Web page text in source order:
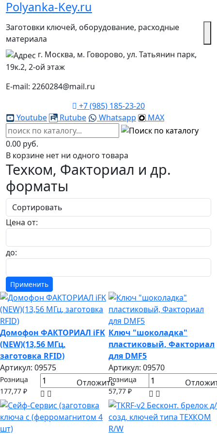
Polyanka-Key.ru
Заготовки ключей, оборудование, расходные
материала
г. Москва, м. Говорово, ул. Татьянин парк,
19к.2, 2-ой этаж
E-mail: 2260284@mail.ru
+7 (985) 185-23-20
Youtube
Rutube Whatsapp MAX
0.00 руб.
В корзине нет ни одного товара
Техком, Факториал и др.
форматы
Цена от:
до:
Домофон ФАКТОРИАЛ iFK
(NEW)(13,56 МГц,
заготовка RFID)
Артикул: 09575
Розница
177,77 ₽
Отложить
Ключ "шоколадка"
пластиковый, Факториал
для DMF5
Артикул: 09570
Розница
57,77 ₽